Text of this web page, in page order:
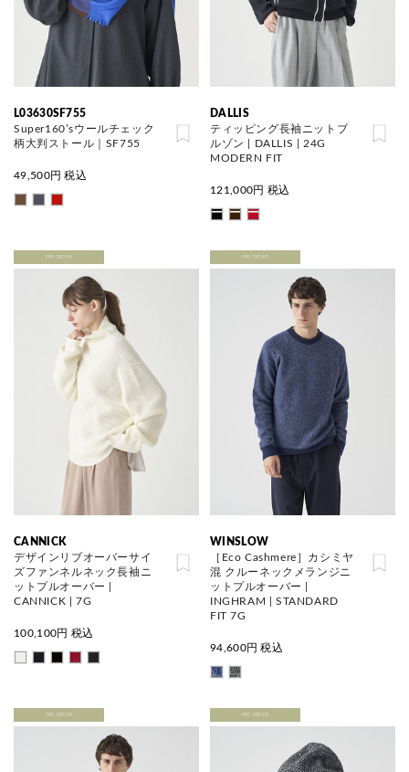
L03630SF755
Super160’sウールチェック
柄大判ストール｜SF755
49,500円 税込
DALLIS
ティッピング長袖ニットブ
ルゾン | DALLIS | 24G
MODERN FIT
121,000円 税込
PRE ORDER
CANNICK
デザインリブオーバーサイ
ズファンネルネック長袖ニ
ットプルオーバー |
CANNICK | 7G
100,100円 税込
PRE ORDER
WINSLOW
［Eco Cashmere］カシミヤ
混 クルーネックメランジニ
ットプルオーバー |
INGHRAM | STANDARD
FIT 7G
94,600円 税込
PRE ORDER PRE ORDER